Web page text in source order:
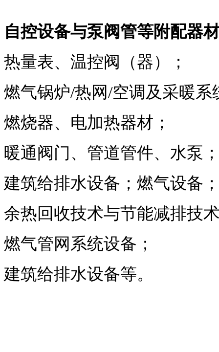
自控设备与泵阀管等附配器
热量表、温控阀（器）；
燃气锅炉/热网/空调及采暖
燃烧器、电加热器材；
暖通阀门、管道管件、水泵
建筑给排水设备；燃气设备
余热回收技术与节能减排技
燃气管网系统设备；
建筑给排水设备等。